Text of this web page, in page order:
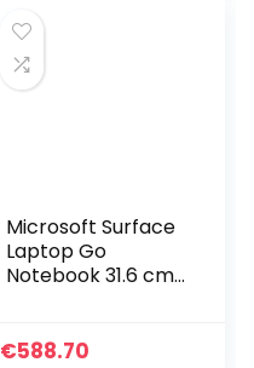
Microsoft Surface
Laptop Go
Notebook 31.6 cm
gen Intel Core i5 8
€588.70